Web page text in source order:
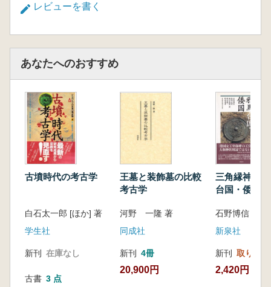
レビューを書く
あなたへのおすすめ
古墳時代の考古学
白石太一郎 [ほか] 著
学生社
新刊 在庫なし
古書 3 点
王墓と装飾墓の比較
考古学
河野 一隆 著
同成社
新刊 4冊
20,900円
三角縁神獣
台国・倭国
石野博信 著
新泉社
新刊 取り寄せ
2,420円